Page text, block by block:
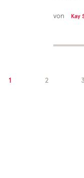
von Kay
1 2 3